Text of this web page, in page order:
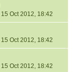
15 Oct 2012, 18:42
15 Oct 2012, 18:42
15 Oct 2012, 18:42